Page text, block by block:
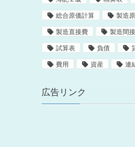
総合原価計算 製造
製造直接費 製造間
試算表 負債
費用 資産 連
広告リンク